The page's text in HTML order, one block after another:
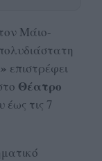
Μάιο-
επιστρέφει
Θέατρο
έως τις 7